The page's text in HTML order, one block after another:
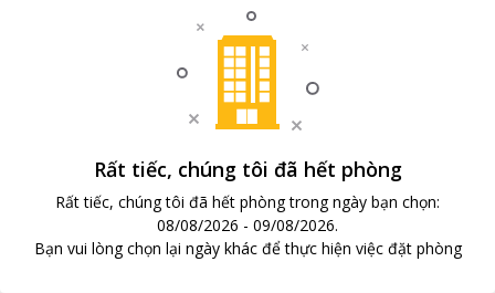
Rất tiếc, chúng tôi đã hết phòng
Rất tiếc, chúng tôi đã hết phòng trong ngày bạn chọn:
08/08/2026 - 09/08/2026.
Bạn vui lòng chọn lại ngày khác để thực hiện việc đặt phòng